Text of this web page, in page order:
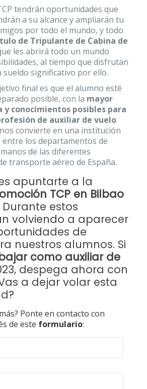
tendrán oportunidades que
a su alcance y ampliarán tu
por todo el mundo, y todo
de Tripulante de Cabina de
les abrirá todo un mundo
al tiempo que disfrutan
sueldo significativo por ello.
final es que el alumno esté
posible, con la mayor
y conocimientos posibles para
de auxiliar de vuelo
convierte en una institución
los departamentos de
de las diferentes
transporte aéreo de España.
apuntarte a la
TCP en Bilbao
Durante estos
volviendo a aparecer
de
nuestros alumnos. Si
como auxiliar de
despega ahora con
a dejar volar esta
Ponte en contacto con
de este formulario: